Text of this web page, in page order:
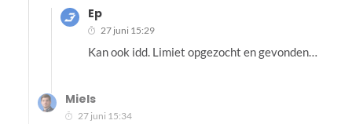
Ep
27 juni 15:29
Kan ook idd. Limiet opgezocht en gevonden…
Miels
27 juni 15:34